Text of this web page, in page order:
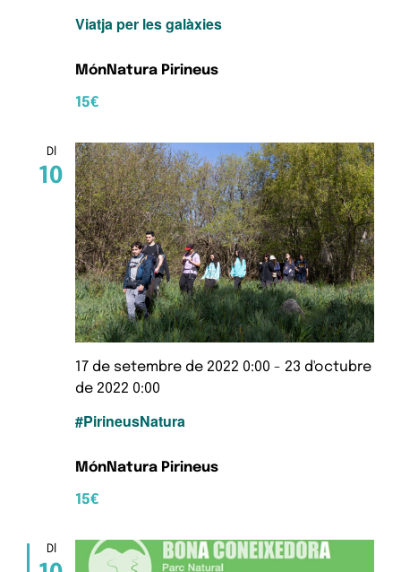
Viatja per les galàxies
MónNatura Pirineus
15€
Dl
10
#PirineusNatura
17 de setembre de 2022 0:00 - 23 d'octubre
de 2022 0:00
MónNatura Pirineus
15€
Dl